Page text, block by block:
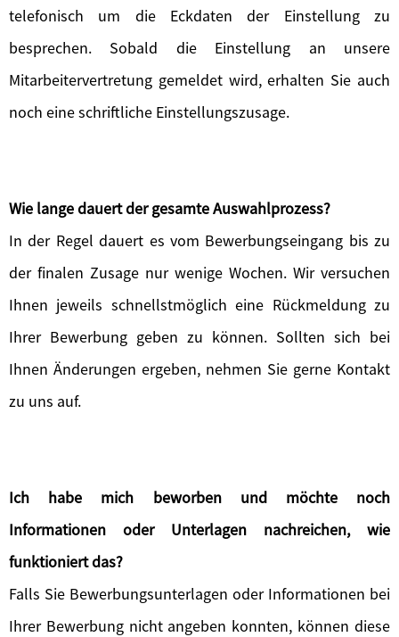
telefonisch um die Eckdaten der Einstellung zu
besprechen. Sobald die Einstellung an unsere
Mitarbeitervertretung gemeldet wird, erhalten Sie auch
noch eine schriftliche Einstellungszusage.
Wie lange dauert der gesamte Auswahlprozess?
In der Regel dauert es vom Bewerbungseingang bis zu
der finalen Zusage nur wenige Wochen. Wir versuchen
Ihnen jeweils schnellstmöglich eine Rückmeldung zu
Ihrer Bewerbung geben zu können. Sollten sich bei
Ihnen Änderungen ergeben, nehmen Sie gerne Kontakt
zu uns auf.
Ich habe mich beworben und möchte noch
Informationen oder Unterlagen nachreichen, wie
funktioniert das?
Falls Sie Bewerbungsunterlagen oder Informationen bei
Ihrer Bewerbung nicht angeben konnten, können diese